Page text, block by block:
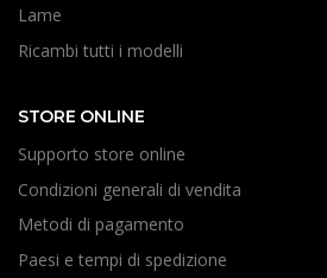
Lame
Ricambi tutti i modelli
STORE ONLINE
Supporto store online
Condizioni generali di vendita
Metodi di pagamento
Paesi e tempi di spedizione